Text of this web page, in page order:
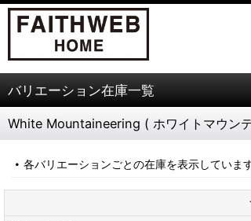
バリエーション在庫一覧
White Mountaineering ( ホワイトマウン
各バリエーションごとの在庫を表示しています